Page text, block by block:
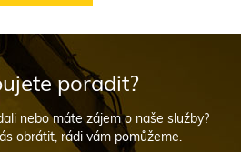
poradit?
nebo máte zájem o naše služby?
obrátit, rádi vám pomůžeme.